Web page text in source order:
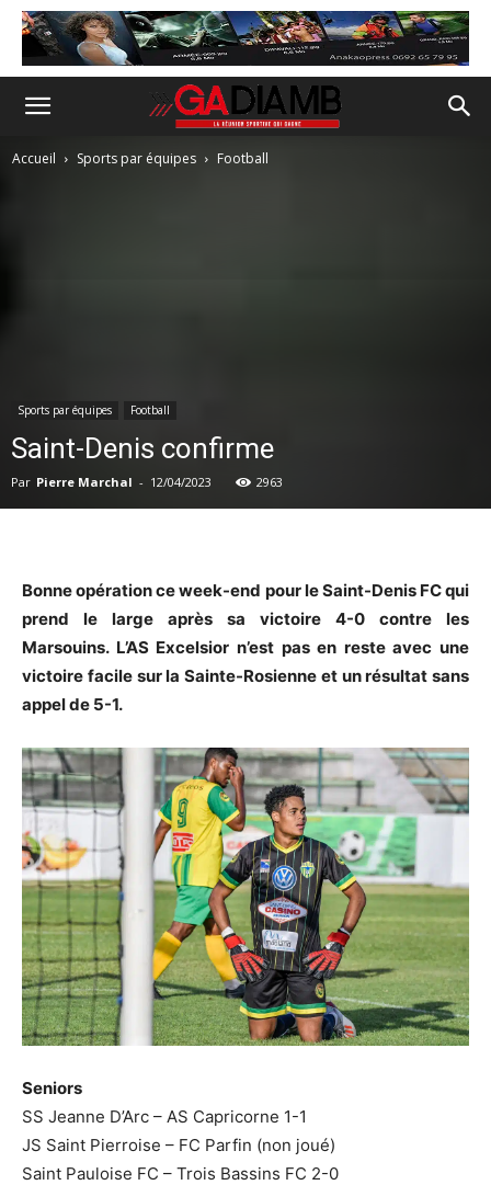
Accueil Sports par équipes Football
Sports par équipes Football
Saint-Denis confirme
Par Pierre Marchal - 12/04/2023 2963
Bonne opération ce week-end pour le Saint-Denis FC qui
prend le large après sa victoire 4-0 contre les
Marsouins. L’AS Excelsior n’est pas en reste avec une
victoire facile sur la Sainte-Rosienne et un résultat sans
appel de 5-1.
Seniors
SS Jeanne D’Arc – AS Capricorne 1-1
JS Saint Pierroise – FC Parfin (non joué)
Saint Pauloise FC – Trois Bassins FC 2-0